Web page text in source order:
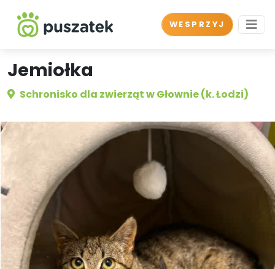
WESPRZYJ
Jemiołka
Schronisko dla zwierząt w Głownie (k. Łodzi)